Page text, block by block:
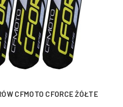
CFMOTO CFORCE ŻÓŁTE